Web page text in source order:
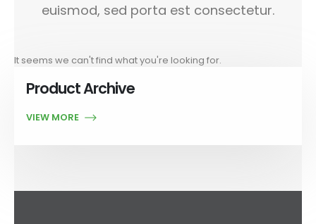
euismod, sed porta est consectetur.
It seems we can't find what you're looking for.
Product Archive
VIEW MORE